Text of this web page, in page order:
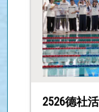
2526德社